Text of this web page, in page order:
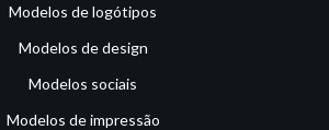
Modelos de logótipos
Modelos de design
Modelos sociais
Modelos de impressão